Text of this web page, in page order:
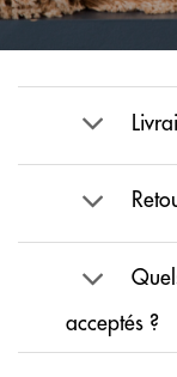
acceptés ?